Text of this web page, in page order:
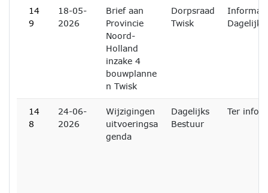
14
9
18-05-
2026
Brief aan
Provincie
Noord-
Holland
inzake 4
bouwplanne
n Twisk
Dorpsraad
Twisk
14
8
24-06-
2026
Wijzigingen
uitvoeringsa
genda
Dagelijks
Bestuur
Ter